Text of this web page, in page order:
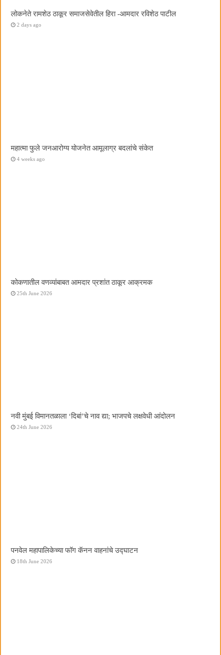
लोकनेते रामशेठ ठाकूर समाजसेवेतील हिरा -आमदार रविशेठ पाटील
2 days ago
महात्मा फुले जनआरोग्य योजनेत आमूलाग्र बदलांचे संकेत
4 weeks ago
कोकणातील वणव्यांबाबत आमदार प्रशांत ठाकूर आक्रमक
25th June 2026
नवी मुंबई विमानतळाला ‌‘दिबां‌’चे नाव द्या; भाजपचे लक्षवेधी आंदोलन
24th June 2026
पनवेल महापालिकेच्या फॉग कॅनन वाहनांचे उद्घाटन
18th June 2026